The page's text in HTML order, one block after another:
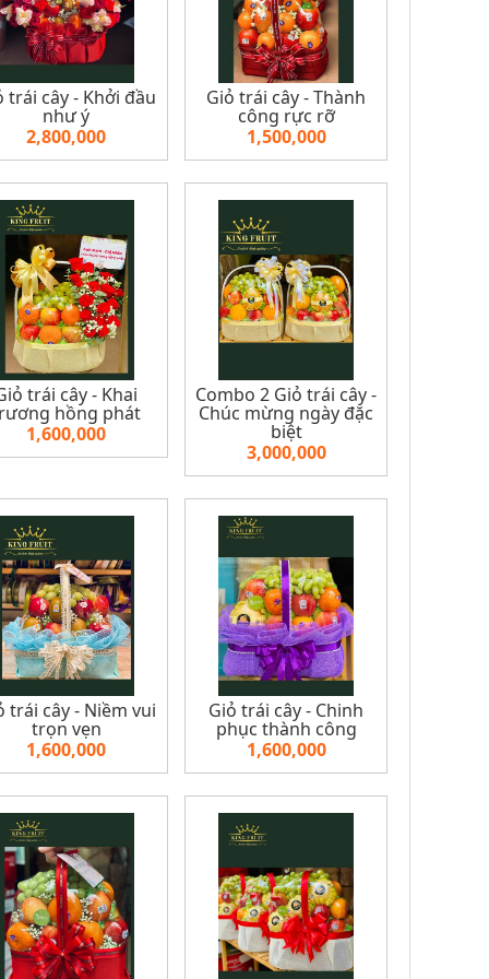
trái cây - Khởi đầu
như ý
2,800,000
Giỏ trái cây - Thành
công rực rỡ
1,500,000
trái cây - Khai
hồng phát
1,600,000
Combo 2 Giỏ trái cây -
Chúc mừng ngày đặc
biệt
3,000,000
trái cây - Niềm vui
trọn vẹn
1,600,000
Giỏ trái cây - Chinh
phục thành công
1,600,000